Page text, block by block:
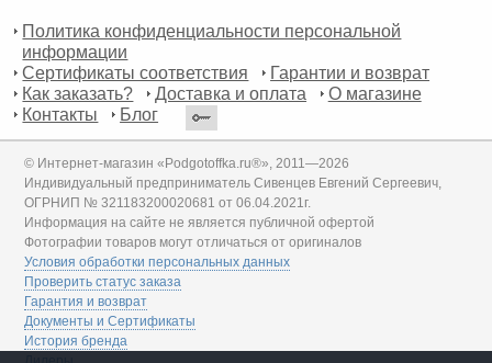
Политика конфиденциальности персональной
информации
Сертификаты соответствия
Гарантии и возврат
Как заказать?
Доставка и оплата
О магазине
Контакты
Блог
© Интернет-магазин «Podgotoffka.ru®», 2011—2026
Индивидуальный предприниматель Сивенцев Евгений Сергеевич,
ОГРНИП № 321183200020681 от 06.04.2021г.
Информация на сайте не является публичной офертой
Фотографии товаров могут отличаться от оригиналов
Условия обработки персональных данных
Проверить статус заказа
Гарантия и возврат
Документы и Сертификаты
История бренда